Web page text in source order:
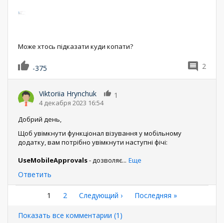
Може хтось підказати куди копати?
-375 2
Viktoriia Hrynchuk
4 декабря 2023 16:54
1
Добрий день,
Щоб увімкнути функціонал візування у мобільному
додатку, вам потрібно увімкнути наступні фічі:
UseMobileApprovals- дозволяє... Еще
Ответить
Нумерация
страниц
Текущая
1 Страница
2
Следующая
Следующий ›
Последняя
Последняя »
Показать все комментарии (1)